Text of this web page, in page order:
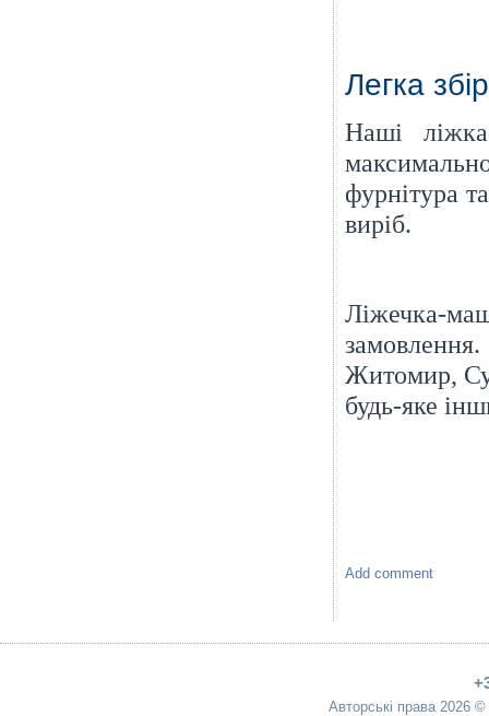
Легка
Наші
фурнітура
виріб.
Ліжечка-
Житомир,
будь-яке
Add comment
Авторські права 2026